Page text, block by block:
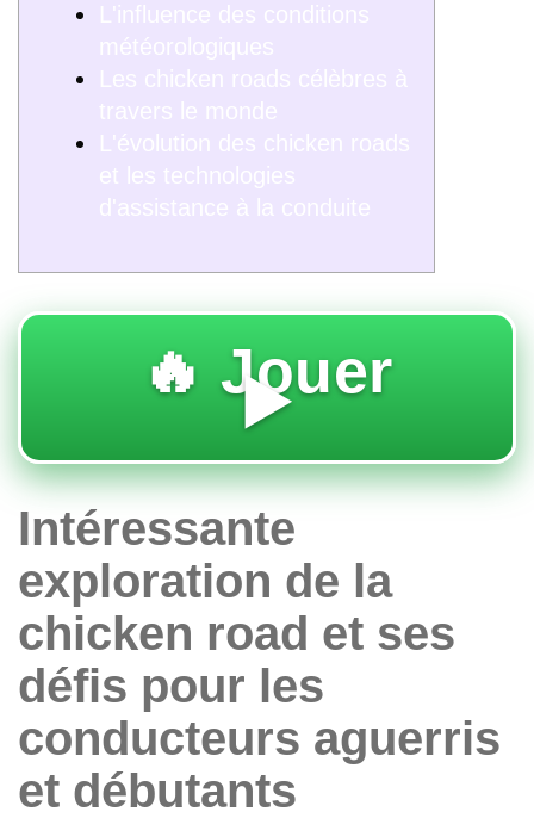
L'influence des conditions
météorologiques
Les chicken roads célèbres à
travers le monde
L'évolution des chicken roads
et les technologies
d'assistance à la conduite
🔥 Jouer
▶️
Intéressante
exploration de la
chicken road et ses
défis pour les
conducteurs aguerris
et débutants